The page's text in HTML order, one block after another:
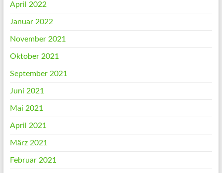
April 2022
Januar 2022
November 2021
Oktober 2021
September 2021
Juni 2021
Mai 2021
April 2021
März 2021
Februar 2021